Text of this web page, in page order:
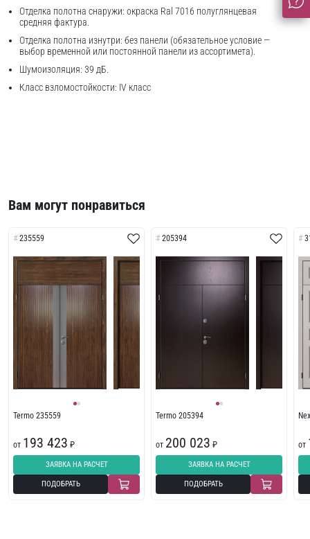
Отделка полотна снаружи: окраска Ral 7016 полуглянцевая
средняя фактура.
Отделка полотна изнутри: без панели (обязательное условие —
выбор временной или постоянной панели из ассортимета).
Шумоизоляция: 39 дБ.
Класс взломостойкости: IV класс
Вам могут понравиться
235559
Termo 235559
от 193 423 ₽
ЗАЯВКА НА РАСЧЕТ
ПОДОБРАТЬ
205394
Termo 205394
от 200 023 ₽
ЗАЯВКА НА РАСЧЕТ
ПОДОБРАТЬ
от